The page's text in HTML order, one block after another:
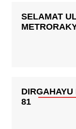
SELAMAT
81